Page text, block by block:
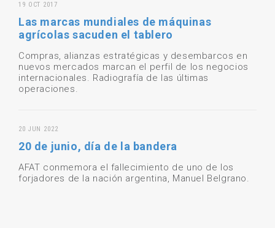
19 OCT 2017
Las marcas mundiales de máquinas
agrícolas sacuden el tablero
Compras, alianzas estratégicas y desembarcos en
nuevos mercados marcan el perfil de los negocios
internacionales. Radiografía de las últimas
operaciones.
20 JUN 2022
20 de junio, día de la bandera
AFAT conmemora el fallecimiento de uno de los
forjadores de la nación argentina, Manuel Belgrano.